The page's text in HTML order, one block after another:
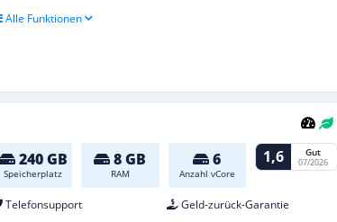
Alle Funktionen
240 GB
Speicherplatz
8 GB
RAM
6
Anzahl vCore
1,6 Gut
07/2026
Telefonsupport Geld-zurück-Garantie